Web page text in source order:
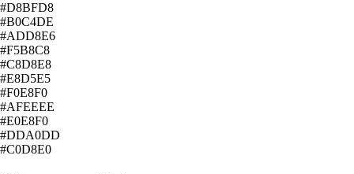
#D8BFD8
#B0C4DE
#ADD8E6
#F5B8C8
#C8D8E8
#E8D5E5
#F0E8F0
#AFEEEE
#E0E8F0
#DDA0DD
#C0D8E0